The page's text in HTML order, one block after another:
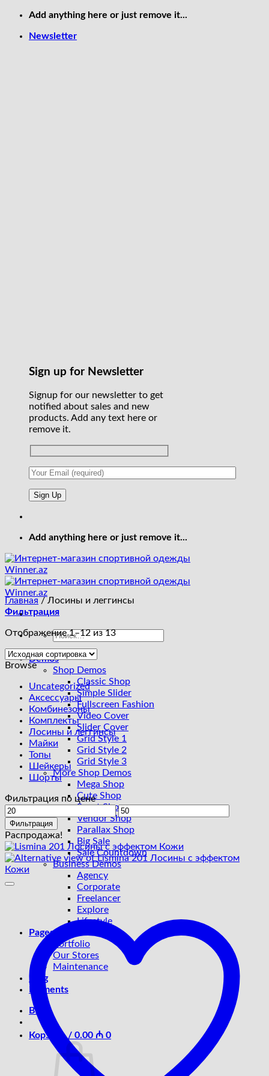
Skip
content
Add anything here or just remove it...
Newsletter
Sign up for Newsletter
Signup for our newsletter to get
notified about sales and new
products. Add any text here or
remove it.
Add anything here or just remove it...
Искать:
Demos
Shop Demos
Classic Shop
Simple Slider
Fullscreen Fashion
Video Cover
Slider Cover
Grid Style 1
Grid Style 2
Grid Style 3
More Shop Demos
Mega Shop
Cute Shop
Sport Shop
Vendor Shop
Parallax Shop
Big Sale
Sale Countdown
Business Demos
Agency
Corporate
Freelancer
Explore
Lifestyle
Pages
Portfolio
Our Stores
Maintenance
Blog
Elements
Вход
Корзина / 0.00 ₼ 0
Главная / Лосины и леггинсы
Фильтрация
Отображение 1–12 из 13
Browse
Uncategorized
Аксессуары
Комбинезоны
Комплекты
Лосины и леггинсы
Майки
Топы
Шейкеры
Шорты
Фильтрация по цене
Минимальная
цена
Максимальная
цена
Фильтрация
Распродажа!